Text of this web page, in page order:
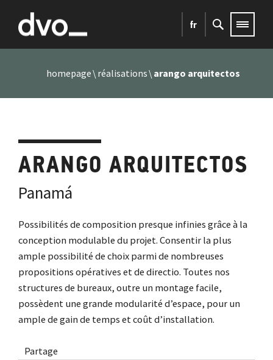
fr
homepage réalisations arango arquitectos
ARANGO ARQUITECTOS
Panamá
Possibilités de composition presque infinies grâce à la
conception modulable du projet. Consentir la plus
ample possibilité de choix parmi de nombreuses
propositions opératives et de directio. Toutes nos
structures de bureaux, outre un montage facile,
possèdent une grande modularité d’espace, pour un
ample de gain de temps et coût d’installation.
Partage